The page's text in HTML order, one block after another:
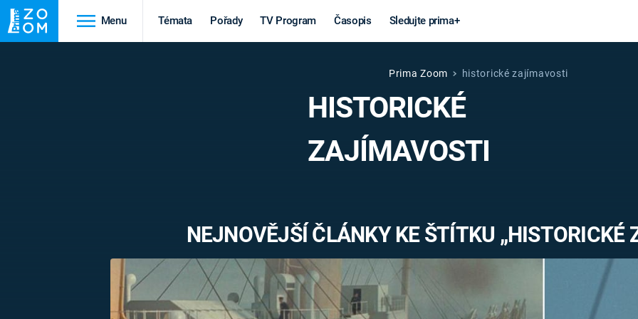
Menu Témata Pořady TV Program Časopis Sledujte prima+
Věda a
technika
KORONAVIRUS
Výročí
Záhady a
Prima Zoom historické zajímavosti
HISTORICKÉ
ZAJÍMAVOSTI
NEJNOVĚJŠÍ ČLÁNKY KE ŠTÍTKU „HISTORICKÉ